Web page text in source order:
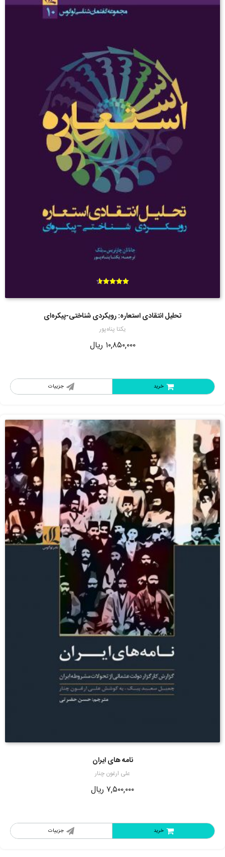
تحلیل انتقادی استعاره: رویکردی شناختی-پیکره‌ای
یکتا پناه‌پور
از 5
۱۰,۸۵۰,۰۰۰ ریال
جزییات خرید
نامه های ایران
علی ارغون چنار
۷,۵۰۰,۰۰۰ ریال
جزییات خرید